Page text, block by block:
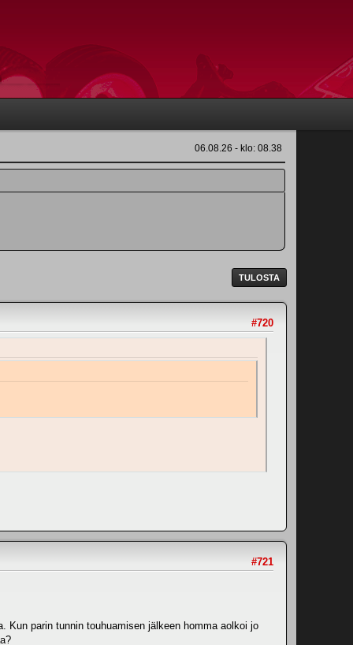
06.08.26 - klo: 08.38
TULOSTA
#720
#721
parin tunnin touhuamisen jälkeen homma aolkoi jo